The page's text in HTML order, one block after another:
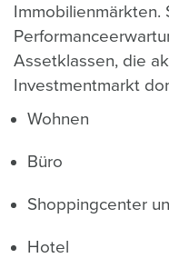
Immobilienmärkten.
Assetklassen, die
Investmentmarkt
Wohnen
Büro
Shoppingcenter
Hotel